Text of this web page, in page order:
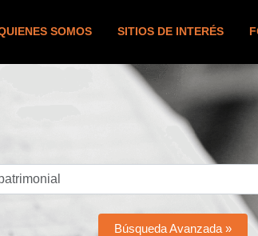
SOMOS SITIOS DE INTERÉS
Búsqueda Avanzada »